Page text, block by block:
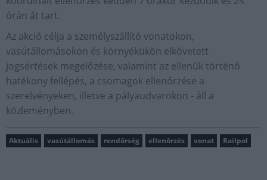
órán át tart.
Az akció célja a személyszállító vonatokon,
vasútállomásokon és környékükön elkövetett
jogsértések megelőzése, valamint az ellenük történő
hatékony fellépés, a csomagok ellenőrzése a
szerelvényeken, illetve a pályaudvarokon - áll a
közleményben.
Aktuális vasútállomás rendőrség ellenőrzés vonat Railpol